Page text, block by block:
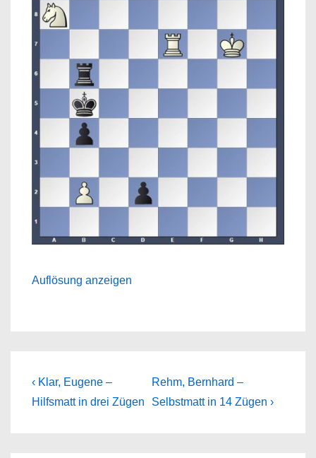
Auflösung anzeigen
Beitragsnavigation
Previous
Post
‹ Klar, Eugene –
Hilfsmatt in drei Zügen
Next
Post
Rehm, Bernhard –
Selbstmatt in 14 Zügen ›